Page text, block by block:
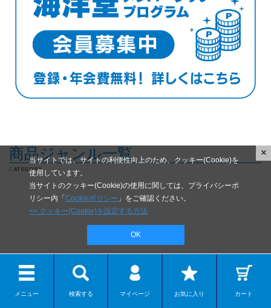
商品ジャンル一覧
CATEGORY
メニュー 検索する マイページ お気に入り カート
当サイトでは、サイトの利便性向上のため、クッキー(Cookie)を
使用しています。
当サイトのクッキー(Cookie)の使用に関しては、プライバシーポ
リシー内「 Cookieポリシー 」をご確認ください。
>> クッキー(Cookie)を設定する方法
OK
×